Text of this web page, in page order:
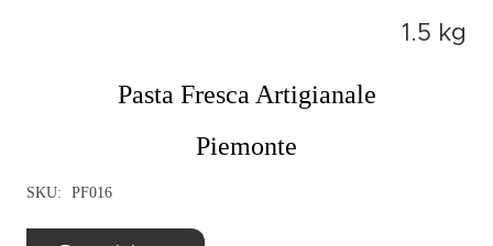
1.5 kg
Pasta Fresca Artigianale
Piemonte
SKU: PF016